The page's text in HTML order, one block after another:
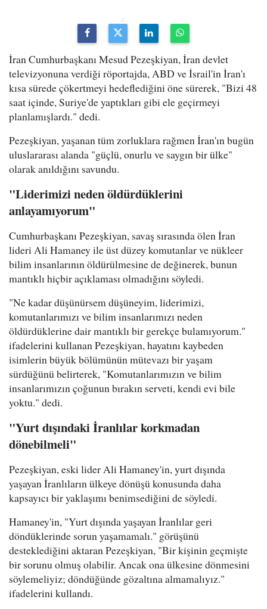
İran Cumhurbaşkanı Mesud Pezeşkiyan, İran devlet
televizyonuna verdiği röportajda, ABD ve İsrail'in İran'ı
kısa sürede çökertmeyi hedeflediğini öne sürerek, "Bizi 48
saat içinde, Suriye'de yaptıkları gibi ele geçirmeyi
planlamışlardı." dedi.
Pezeşkiyan, yaşanan tüm zorluklara rağmen İran'ın bugün
uluslararası alanda "güçlü, onurlu ve saygın bir ülke"
olarak anıldığını savundu.
"Liderimizi neden öldürdüklerini
anlayamıyorum"
Cumhurbaşkanı Pezeşkiyan, savaş sırasında ölen İran
lideri Ali Hamaney ile üst düzey komutanlar ve nükleer
bilim insanlarının öldürülmesine de değinerek, bunun
mantıklı hiçbir açıklaması olmadığını söyledi.
"Ne kadar düşünürsem düşüneyim, liderimizi,
komutanlarımızı ve bilim insanlarımızı neden
öldürdüklerine dair mantıklı bir gerekçe bulamıyorum."
ifadelerini kullanan Pezeşkiyan, hayatını kaybeden
isimlerin büyük bölümünün mütevazı bir yaşam
sürdüğünü belirterek, "Komutanlarımızın ve bilim
insanlarımızın çoğunun bırakın serveti, kendi evi bile
yoktu." dedi.
"Yurt dışındaki İranlılar korkmadan
dönebilmeli"
Pezeşkiyan, eski lider Ali Hamaney'in, yurt dışında
yaşayan İranlıların ülkeye dönüşü konusunda daha
kapsayıcı bir yaklaşımı benimsediğini de söyledi.
Hamaney'in, "Yurt dışında yaşayan İranlılar geri
döndüklerinde sorun yaşamamalı." görüşünü
desteklediğini aktaran Pezeşkiyan, "Bir kişinin geçmişte
bir sorunu olmuş olabilir. Ancak ona ülkesine dönmesini
söylemeliyiz; döndüğünde gözaltına almamalıyız."
ifadelerini kullandı.